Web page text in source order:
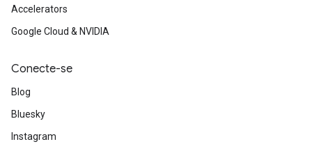
Accelerators
Google Cloud & NVIDIA
Conecte-se
Blog
Bluesky
Instagram